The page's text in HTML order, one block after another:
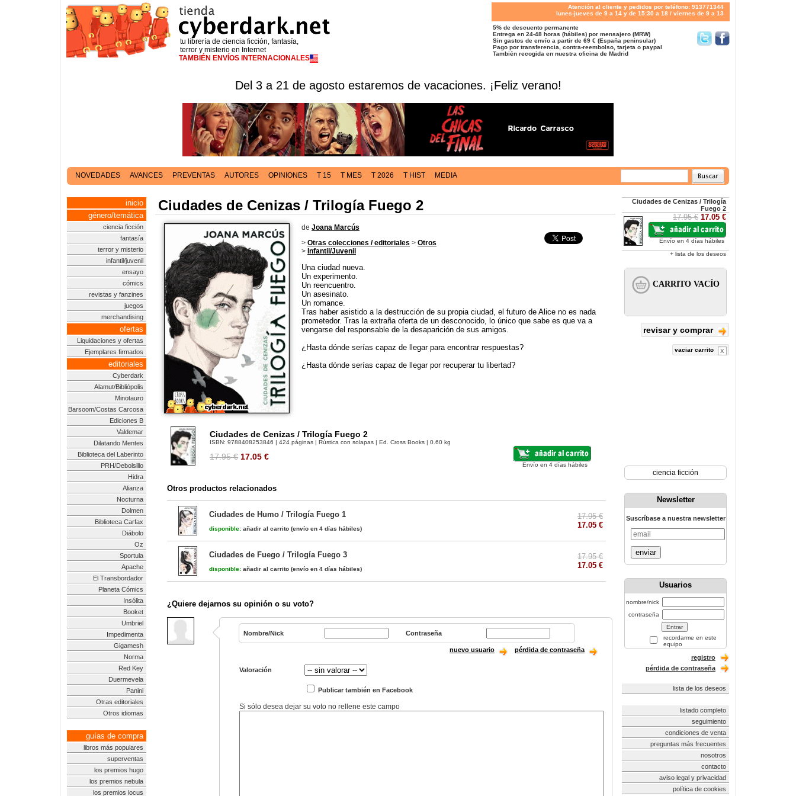
tu librería de ciencia ficción, fantasía,
terror y misterio en Internet
TAMBIÉN ENVÍOS INTERNACIONALES
Atención al cliente y pedidos por teléfono: 913771344
lunes-jueves de 9 a 14 y de 15:30 a 18 / viernes de 9 a 13
5% de descuento permanente
Entrega en 24-48 horas (hábiles) por mensajero (MRW)
Sin gastos de envío a partir de 69 € (España peninsular)
Pago por transferencia, contra-reembolso, tarjeta o paypal
También recogida en nuestra oficina de Madrid
Del 3 a 21 de agosto estaremos de vacaciones. ¡Feliz verano!
NOVEDADES AVANCES PREVENTAS AUTORES OPINIONES T 15 T MES T 2026 T HIST MEDIA
inicio
género/temática
ciencia ficción
fantasía
terror y misterio
infantil/juvenil
ensayo
cómics
revistas y fanzines
juegos
merchandising
ofertas
Liquidaciones y ofertas
Ejemplares firmados
editoriales
Cyberdark
Alamut/Bibliópolis
Minotauro
Barsoom/Costas Carcosa
Ediciones B
Valdemar
Dilatando Mentes
Biblioteca del Laberinto
PRH/Debolsillo
Hidra
Alianza
Nocturna
Dolmen
Biblioteca Carfax
Diábolo
Oz
Sportula
Apache
El Transbordador
Planeta Cómics
Insólita
Booket
Umbriel
Impedimenta
Gigamesh
Norma
Red Key
Duermevela
Panini
Otras editoriales
Otros idiomas
guías de compra
libros más populares
superventas
los premios hugo
los premios nebula
los premios locus
Ciudades de Cenizas / Trilogía Fuego 2
de Joana Marcús
> Otras colecciones / editoriales > Otros
> Infantil/Juvenil
Una ciudad nueva.
Un experimento.
Un reencuentro.
Un asesinato.
Un romance.
Tras haber asistido a la destrucción de su propia ciudad, el futuro de Alice no es nada
prometedor. Tras la extraña oferta de un desconocido, lo único que sabe es que va a
vengarse del responsable de la desaparición de sus amigos.
¿Hasta dónde serías capaz de llegar para encontrar respuestas?
¿Hasta dónde serías capaz de llegar por recuperar tu libertad?
Ciudades de Cenizas / Trilogía Fuego 2
ISBN: 9788408253846 | 424 páginas | Rústica con solapas | Ed. Cross Books | 0.60 kg
17.95 € 17.05 €
Envío en 4 días hábiles
Otros productos relacionados
Ciudades de Humo / Trilogía Fuego 1
disponible: añadir al carrito (envío en 4 días hábiles)
17.95 €
17.05 €
Ciudades de Fuego / Trilogía Fuego 3
disponible: añadir al carrito (envío en 4 días hábiles)
17.95 €
17.05 €
¿Quiere dejarnos su opinión o su voto?
Nombre/Nick Contraseña
nuevo usuario pérdida de contraseña
Valoración
Publicar también en Facebook
Si sólo desea dejar su voto no rellene este campo
Ciudades de Cenizas / Trilogía
Fuego 2
17.95 € 17.05 €
Envío en 4 días hábiles
+ lista de los deseos
revisar y comprar
vaciar carrito
ciencia ficción
Newsletter
Suscríbase a nuestra newsletter
enviar
Usuarios
nombre/nick
contraseña
recordarme en este
equipo
registro
pérdida de contraseña
lista de los deseos
listado completo
seguimiento
condiciones de venta
preguntas más frecuentes
nosotros
contacto
aviso legal y privacidad
política de cookies